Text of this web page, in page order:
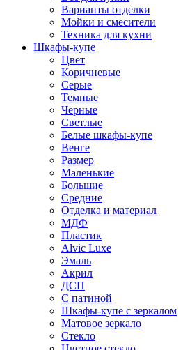
Варианты отделки
Мойки и смесители
Техника для кухни
Шкафы-купе
Цвет
Коричневые
Серые
Темные
Черные
Светлые
Белые шкафы-купе
Венге
Размер
Маленькие
Большие
Средние
Отделка и материал
МДФ
Пластик
Alvic Luxe
Эмаль
Акрил
ДСП
С патиной
Шкафы-купе с зеркалом
Матовое зеркало
Стекло